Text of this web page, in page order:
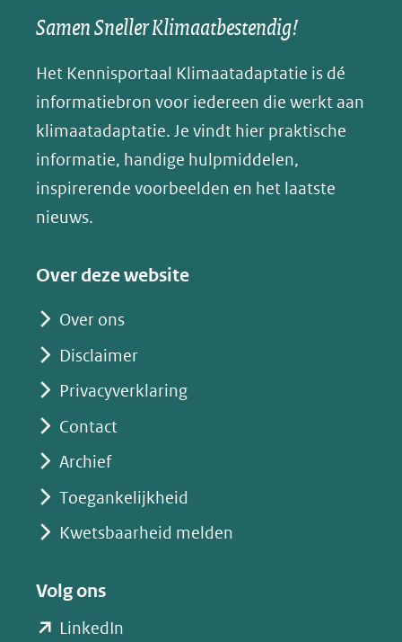
een
website)
een
website)
een
website)
s
y
(opent
in
nieuw
venster)
venster)
naar
een
andere
website)
Samen Sneller Klimaatbestendig!
Het Kennisportaal Klimaatadaptatie is dé
informatiebron voor iedereen die werkt aan
klimaatadaptatie. Je vindt hier praktische
informatie, handige hulpmiddelen,
inspirerende voorbeelden en het laatste
nieuws.
Over deze website
Over ons
Disclaimer
Privacyverklaring
Contact
Archief
Toegankelijkheid
Kwetsbaarheid melden
Volg ons
LinkedIn